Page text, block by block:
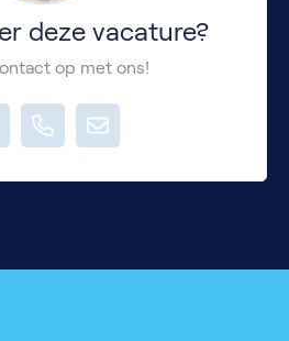
deze vacature?
op met ons!